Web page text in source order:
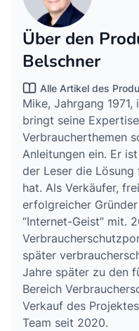
Über den
Belschner
Alle Artikel des
Mike, Jahrgang
bringt seine
Verbraucherthemen
Anleitungen ein. Er
der Leser die
hat. Als Verkäufer,
erfolgreicher
“Internet-Geist” mit.
später
Jahre später zu den
Bereich
Verkauf des
Team seit 2020.